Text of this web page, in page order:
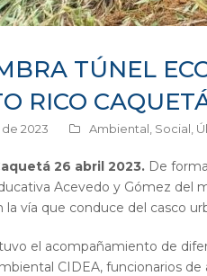
TÚNEL
RICO
2023 Ambiental Social
26 abril 2023. De
Acevedo y Gómez del
la vía que conduce del casco
el acompañamiento de
CIDEA, funcionarios